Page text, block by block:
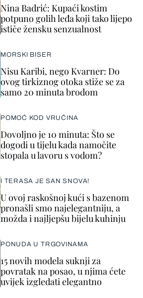
Nina Badrić: Kupaći kostim
potpuno golih leđa koji tako lijepo
ističe žensku senzualnost
MORSKI BISER
Nisu Karibi, nego Kvarner: Do
ovog tirkiznog otoka stiže se za
samo 20 minuta brodom
POMOĆ KOD VRUĆINA
Dovoljno je 10 minuta: Što se
dogodi u tijelu kada namočite
stopala u lavoru s vodom?
I TERASA JE SAN SNOVA!
U ovoj raskošnoj kući s bazenom
pronašli smo najelegantniju, a
možda i najljepšu bijelu kuhinju
PONUDA U TRGOVINAMA
15 novih modela suknji za
povratak na posao, u njima ćete
uvijek izgledati elegantno